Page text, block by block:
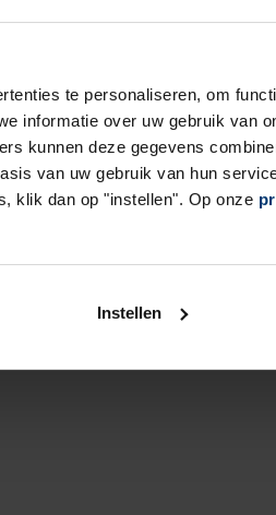
te personaliseren, om
informatie over uw gebruik van
kunnen deze gegevens
van uw gebruik van hun
klik dan op "instellen". Op onze
Instellen